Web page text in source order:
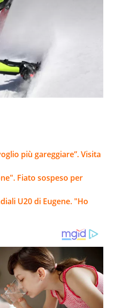
più gareggiare”. Visita
Fiato sospeso per
U20 di Eugene. "Ho